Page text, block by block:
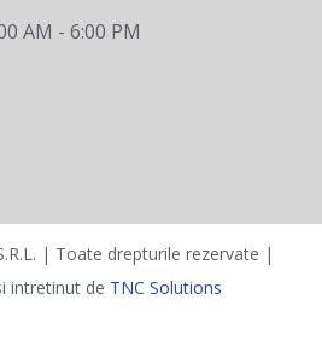
AM - 6:00 PM
| Toate drepturile rezervate |
intretinut de TNC Solutions